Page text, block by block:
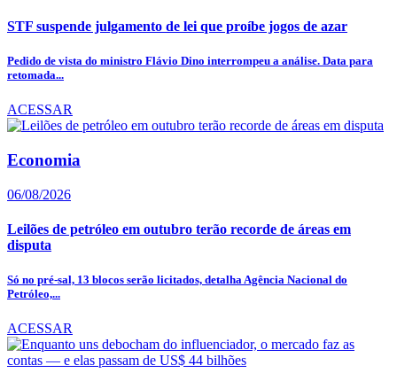
STF suspende julgamento de lei que proíbe jogos de azar
Pedido de vista do ministro Flávio Dino interrompeu a análise. Data para
retomada...
ACESSAR
Economia
06/08/2026
Leilões de petróleo em outubro terão recorde de áreas em
disputa
Só no pré-sal, 13 blocos serão licitados, detalha Agência Nacional do
Petróleo,...
ACESSAR